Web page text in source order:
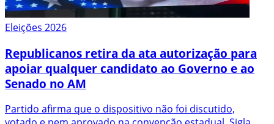
Eleições 2026
Republicanos retira da ata autorização para
apoiar qualquer candidato ao Governo e ao
Senado no AM
Partido afirma que o dispositivo não foi discutido,